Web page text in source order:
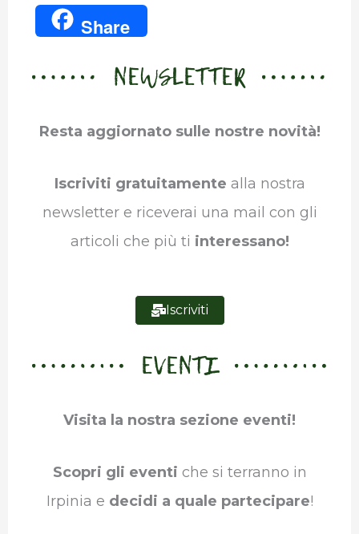
a
c
e
o
w
i
e
i
n
k
d
t
A
e
r
b
r
Share
NEWSLETTER
Resta aggiornato sulle nostre novità!
Iscriviti gratuitamente alla nostra
newsletter e riceverai una mail con gli
articoli che più ti interessano!
Iscriviti
EVENTI
Visita la nostra sezione eventi!
Scopri gli eventi che si terranno in
Irpinia e decidi a quale partecipare!